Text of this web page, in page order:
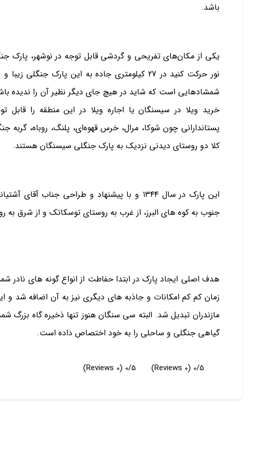
باشد.
یکی از مکان‌های تفریحی و گردشی قابل توجه در نوشهر،
نور حرکت کنید در 27 کیلومتری جاده به این پارک
شمشادهایی است که شاید در هیچ جای دیگر نظیر آن را ندیده
خرید ویلا در سیسنگان یا اجاره ویلا در این منطقه را
پستاندارانی چون شوکا، مرال، خرس قهوه‌ای، پلنگ، روباه،
کلا دو روستای دیدنی نزدیک به پارک جنگلی سیسنگان هستند.
این پارک در سال ۱۳۴۴ و با پیشنهاد و طراحی
جنوب به کوه های البرز، از غرب به روستای توسکاتک و از شرق
هدف اصلی ایجاد پارک در ابتدا حفاطت از انواع گونه های نادر
زمان کم کم امکانات و جاذبه های دیگری نیز به آن اضافه شد
مازندران تبدیل شد. البته سی سنگان هنوز تنها ذخیره گاه
گیاهی جنگلی و ساحلی را به خود اختصاص داده است.
0/5
(0 Reviews)
0/5
(0 Reviews)